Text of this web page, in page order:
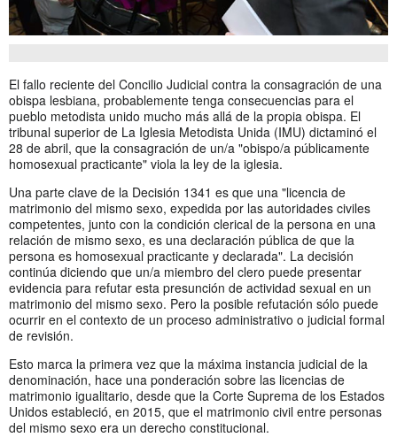
El fallo reciente del Concilio Judicial contra la consagración de una
obispa lesbiana, probablemente tenga consecuencias para el
pueblo metodista unido mucho más allá de la propia obispa. El
tribunal superior de La Iglesia Metodista Unida (IMU) dictaminó el
28 de abril, que la consagración de un/a "obispo/a públicamente
homosexual practicante" viola la ley de la iglesia.
Una parte clave de la Decisión 1341 es que una "licencia de
matrimonio del mismo sexo, expedida por las autoridades civiles
competentes, junto con la condición clerical de la persona en una
relación de mismo sexo, es una declaración pública de que la
persona es homosexual practicante y declarada". La decisión
continúa diciendo que un/a miembro del clero puede presentar
evidencia para refutar esta presunción de actividad sexual en un
matrimonio del mismo sexo. Pero la posible refutación sólo puede
ocurrir en el contexto de un proceso administrativo o judicial formal
de revisión.
Esto marca la primera vez que la máxima instancia judicial de la
denominación, hace una ponderación sobre las licencias de
matrimonio igualitario, desde que la Corte Suprema de los Estados
Unidos estableció, en 2015, que el matrimonio civil entre personas
del mismo sexo era un derecho constitucional.